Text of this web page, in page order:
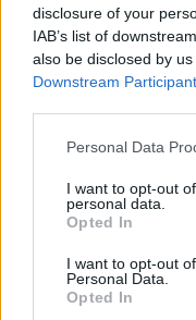
disclosure of your
IAB’s list of
also be disclosed by
Downstream
Please note that this
not limited to your visit
grant or deny consent
use your data for
consent section.
Personal Data
I want to opt-out
personal data.
Opted In
I want to opt-out
Personal Data.
Opted In